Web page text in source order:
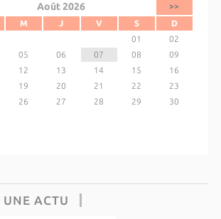
Août 2026
>>
M J V S
D
01
02
05 06 07 08
09
12 13 14 15
16
19 20 21 22
23
26 27 28 29
30
UNE ACTU